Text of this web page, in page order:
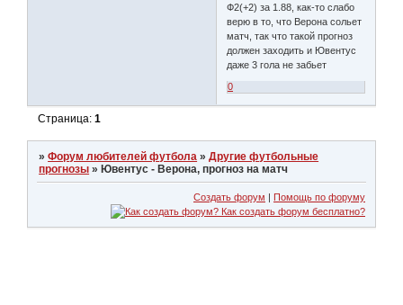
Ф2(+2) за 1.88, как-то слабо
верю в то, что Верона сольет
матч, так что такой прогноз
должен заходить и Ювентус
даже 3 гола не забьет
0
Страница:1
»Форум любителей футбола »Другие футбольные
прогнозы »Ювентус - Верона, прогноз на матч
Создать форум | Помощь по форуму